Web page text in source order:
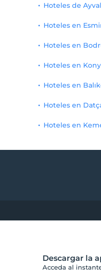
Hoteles de
Hoteles en
Hoteles en
Hoteles en
Hoteles en
Hoteles en
Hoteles en
Descargar la
Acceda al